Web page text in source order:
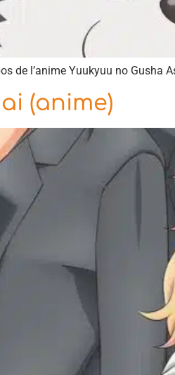
de l’anime Yuukyuu no Gusha
(anime)